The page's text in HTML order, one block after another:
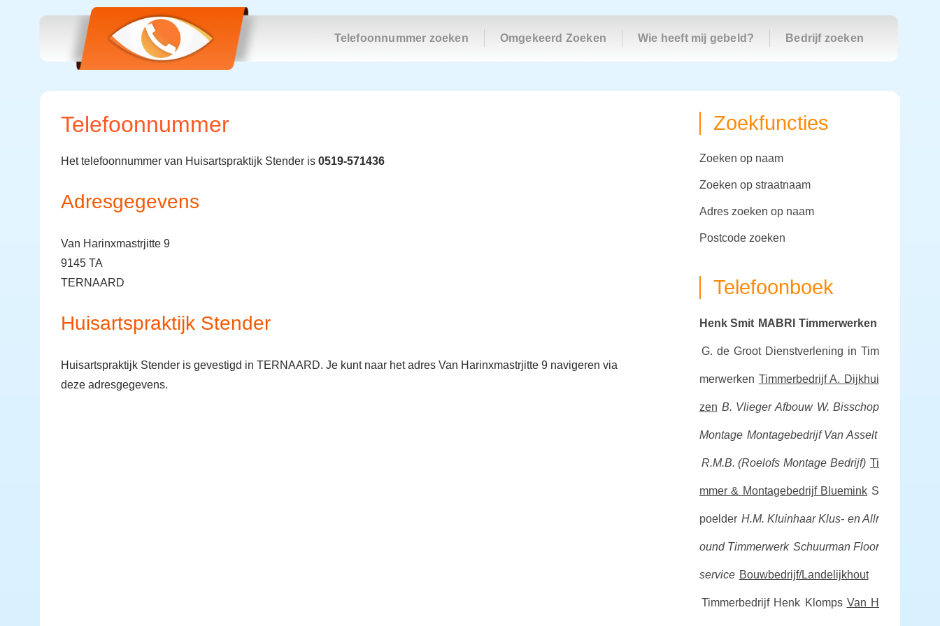
Telefoonnummer zoeken Omgekeerd Zoeken Wie heeft mij gebeld? Bedrijf zoeken
Telefoonnummer
Het telefoonnummer van Huisartspraktijk Stender is 0519-571436
Adresgegevens
Van Harinxmastrjitte 9
9145 TA
TERNAARD
Huisartspraktijk Stender
Huisartspraktijk Stender is gevestigd in TERNAARD. Je kunt naar het adres Van Harinxmastrjitte 9 navigeren via
deze adresgegevens.
Zoekfuncties
zoeken op naam
zoeken op straatnaam
adres zoeken op naam
postcode zoeken
Telefoonboek
Henk Smit MABRI Timmerwerken
G. de Groot Dienstverlening in Tim
merwerken Timmerbedrijf A. Dijkhui
zen B. Vlieger Afbouw W. Bisschop
Montage Montagebedrijf Van Asselt
R.M.B. (Roelofs Montage Bedrijf) Ti
mmer & Montagebedrijf Bluemink S
poelder H.M. Kluinhaar Klus- en Allr
ound Timmerwerk Schuurman Floor
service Bouwbedrijf/Landelijkhout
Timmerbedrijf Henk Klomps Van H